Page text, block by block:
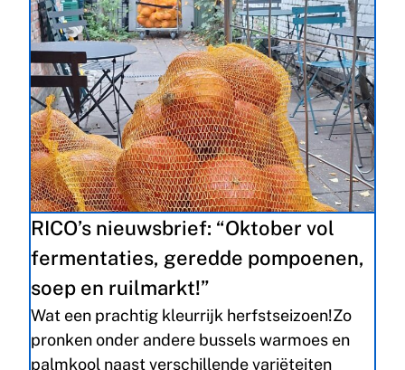
RICO’s nieuwsbrief: “Oktober vol
fermentaties, geredde pompoenen,
soep en ruilmarkt!”
Wat een prachtig kleurrijk herfstseizoen!Zo
pronken onder andere bussels warmoes en
palmkool naast verschillende variëteiten